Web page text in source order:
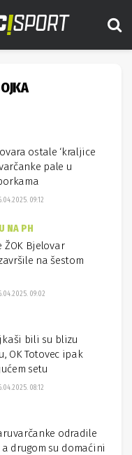
ostale ‘kraljice
pale u
09:12
NA PH
Bjelovar
na šestom
09:02
bili su blizu
OK Totovec ipak
setu
08:12
odradile
drugom su domaćini